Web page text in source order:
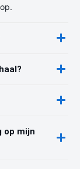
op mijn